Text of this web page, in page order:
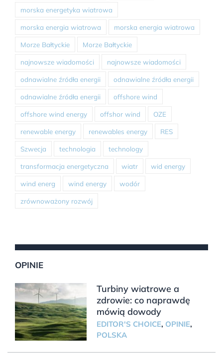
morska energetyka wiatrowa
morska energia wiatrowa morska energia wiatrowa
Morze Bałtyckie Morze Bałtyckie
najnowsze wiadomości najnowsze wiadomości
odnawialne źródła energii odnawialne źródła energii
odnawialne źródła energii offshore wind
offshore wind energy offshor wind OZE
renewable energy renewables energy RES
Szwecja technologia technology
transformacja energetyczna wiatr wid energy
wind energ wind energy wodór
zrównoważony rozwój
OPINIE
Turbiny wiatrowe a
zdrowie: co naprawdę
mówią dowody
EDITOR'S CHOICE, OPINIE,
POLSKA